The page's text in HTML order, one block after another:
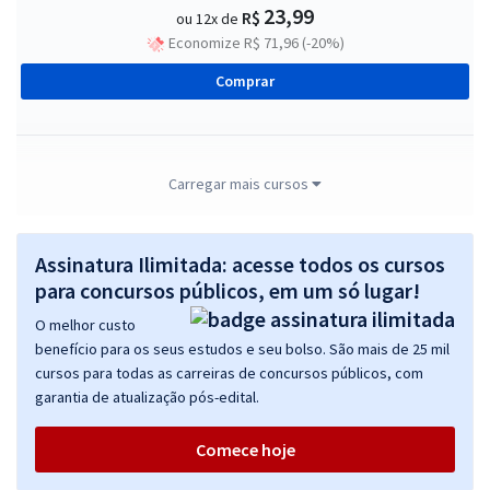
ou 12x de R$ 23,99
Economize R$ 71,96 (-20%)
Comprar
MP SC - Ministério Público do Estado de Santa Catarina - Analista em
R$ 367,84à vista
ou 12x de R$30,65
Economize R$ 91,96 (-20%)
Comprar
MP SC - Ministério Público do Estado de Santa Catarina - Promotor
de Justiça Substituto (Pré-Edital)
Carregar mais cursos
Assinatura Ilimitada: acesse todos os cursos
para concursos públicos, em um só lugar!
O melhor custo
benefício para os seus estudos e seu bolso. São mais de 25 mil
cursos para todas as carreiras de concursos públicos, com
garantia de atualização pós-edital.
Comece hoje